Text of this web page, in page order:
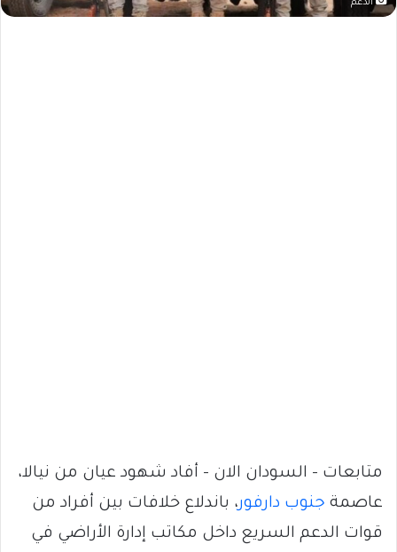
الدعم
متابعات – السودان الان – أفاد شهود عيان من نيالا،
عاصمة جنوب دارفور، باندلاع خلافات بين أفراد من
قوات الدعم السريع داخل مكاتب إدارة الأراضي في